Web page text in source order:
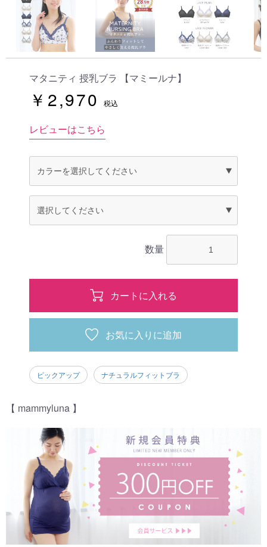
マタニティ 授乳ブラ 【マミールナ】
￥2,970 税込
レビューはこちら
数量
カートに入れる
お気に入りに追加
ピックアップ ナチュラルフィットブラ
【 mammyluna 】